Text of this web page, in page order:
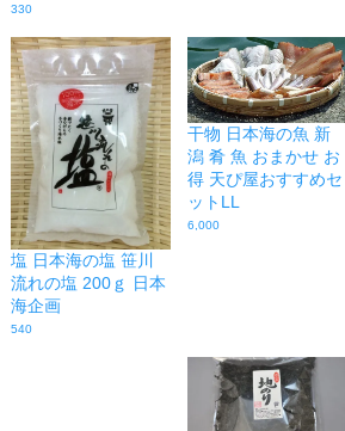
330
塩 日本海の塩 笹川
流れの塩 200ｇ 日本
海企画
540
干物 日本海の魚 新
潟 肴 魚 おまかせ お
得 天ぴ屋おすすめセ
ットLL
6,000